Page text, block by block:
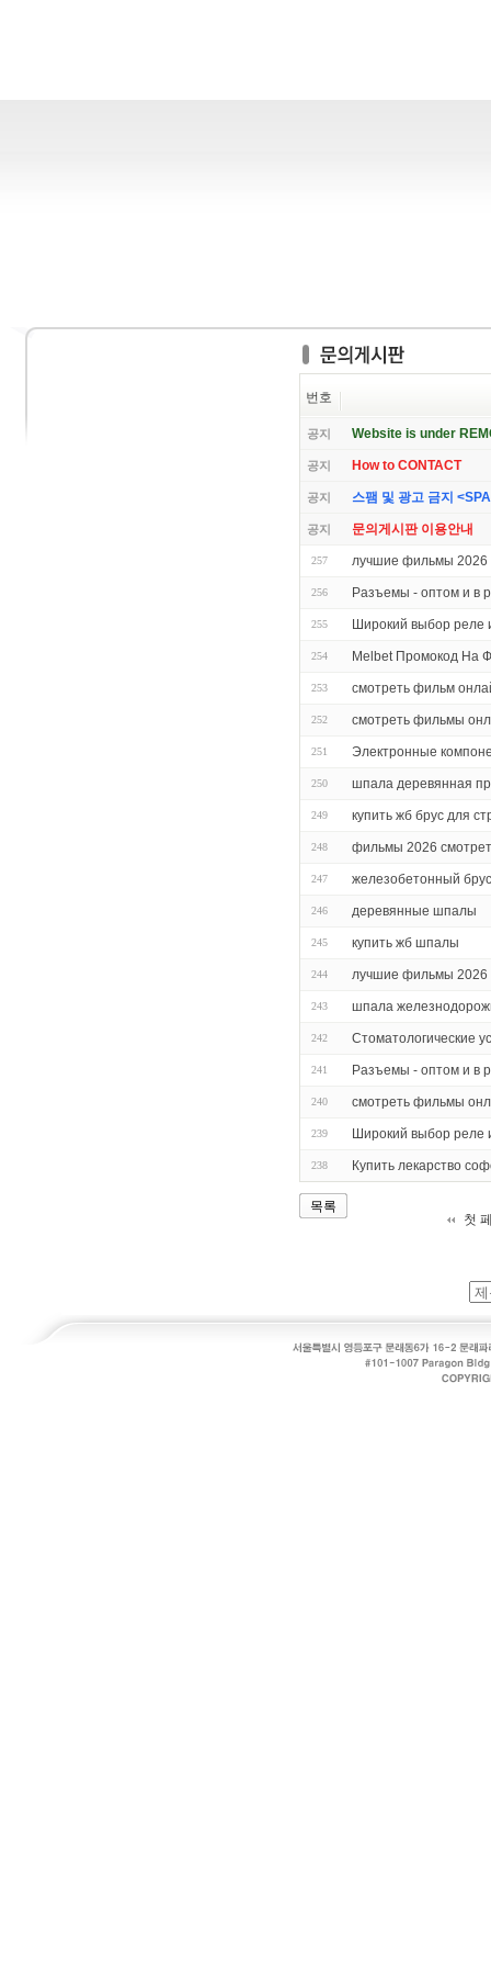
번호
공지 Website is under
공지 How to CONTACT
공지 스팸 및 광고 금지
공지 문의게시판 이용안내
257 лучшие фильмы 2026
256 Разъемы - оптом и в
255 Широкий выбор реле
254 Melbet Промокод На
253 смотреть фильм
252 смотреть фильмы
251 Электронные
250 шпала деревянная
249 купить жб брус для
248 фильмы 2026
247 железобетонный
246 деревянные шпалы
245 купить жб шпалы
244 лучшие фильмы 2026
243 шпала
242 Стоматологические
241 Разъемы - оптом и в
240 смотреть фильмы
239 Широкий выбор реле
238 Купить лекарство
목록
첫